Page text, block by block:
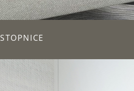
STOPNICE